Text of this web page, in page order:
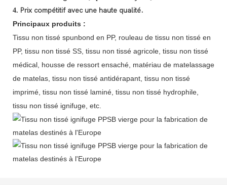
4. Prix compétitif avec une haute qualité.
Principaux produits :
Tissu non tissé spunbond en PP, rouleau de tissu non tissé en
PP, tissu non tissé SS, tissu non tissé agricole, tissu non tissé
médical, housse de ressort ensaché, matériau de matelassage
de matelas, tissu non tissé antidérapant, tissu non tissé
imprimé, tissu non tissé laminé, tissu non tissé hydrophile,
tissu non tissé ignifuge, etc.